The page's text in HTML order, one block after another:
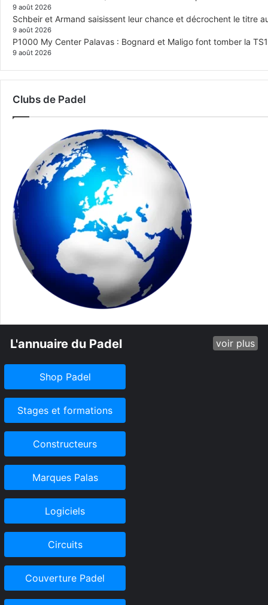
9 août 2026
Schbeir et Armand saisissent leur chance et décrochent le titre
9 août 2026
P1000 My Center Palavas : Bognard et Maligo font tomber la
9 août 2026
Clubs de Padel
L'annuaire du Padel voir plus
Shop Padel
Stages et formations
Constructeurs
Marques Palas
Logiciels
Circuits
Couverture Padel